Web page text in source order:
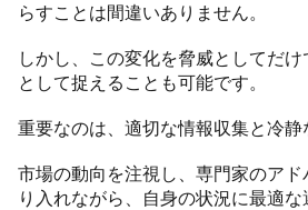
らすことは間違いありません。
しかし、この変化を脅威としてだ
として捉えることも可能です。
重要なのは、適切な情報収集と冷静
市場の動向を注視し、専門家のア
り入れながら、自身の状況に最適